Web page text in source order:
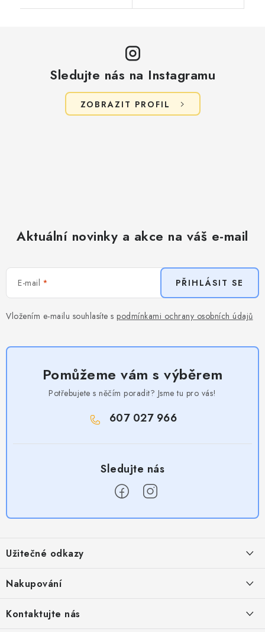
Sledujte nás na Instagramu
ZOBRAZIT PROFIL
Aktuální novinky a akce na váš e-mail
E-mail
Vložením e-mailu souhlasíte s podmínkami ochrany osobních údajů
PŘIHLÁSIT SE
Pomůžeme vám s výběrem
Potřebujete s něčím poradit? Jsme tu pro vás!
607 027 966
p
a
Užitečné odkazy
Provizní systém
Nakupování
Kontaktujte nás